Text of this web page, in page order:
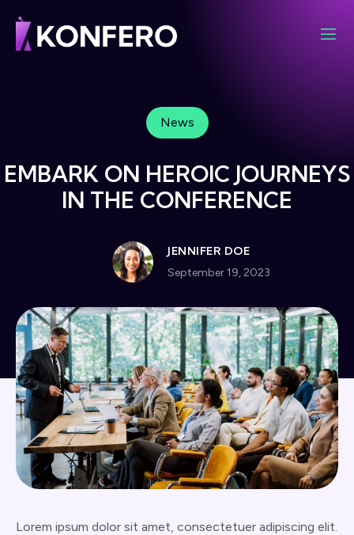
News
EMBARK ON HEROIC JOURNEYS
IN THE CONFERENCE
JENNIFER DOE
September 19, 2023
Lorem ipsum dolor sit amet, consectetuer adipiscing elit.